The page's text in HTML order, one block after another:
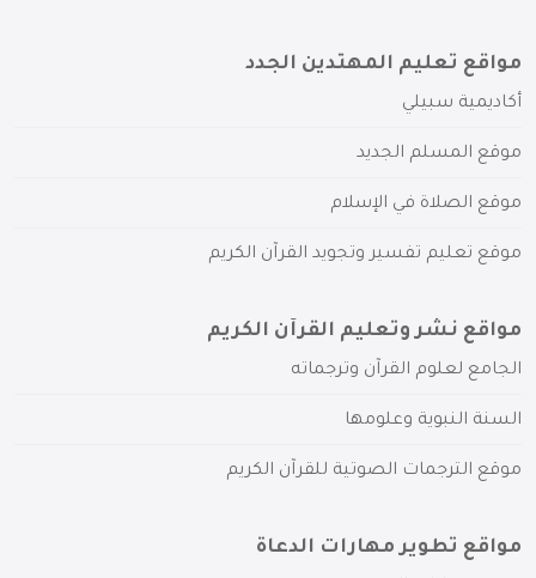
مواقع تعليم المهتدين الجدد
أكاديمية سبيلي
موقع المسلم الجديد
موقع الصلاة في الإسلام
موقع تعليم تفسير وتجويد القرآن الكريم
مواقع نشر وتعليم القرآن الكريم
الجامع لعلوم القرآن وترجماته
السنة النبوية وعلومها
موقع الترجمات الصوتية للقرآن الكريم
مواقع تطوير مهارات الدعاة